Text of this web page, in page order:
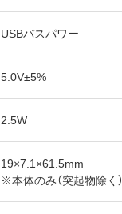
USBバスパワー
5.0V±5%
2.5W
19×7.1×61.5mm
※本体のみ（突起物除く）